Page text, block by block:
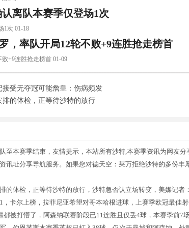
离队本赛季仅登场1次
1次 01-18
，率队开局12轮不败+9连胜抢走榜首
+9连胜抢走榜首 01-09
受无夺冠可能詹皇：伤病频发
的体检，正等待沙特的放行
至本赛季结束，友情提示，本站所有沙特,本赛季资讯为网友
讯址分享导航服务。如果您对德天空：莱万拒绝沙特的多份丰
的体检，正等待沙特的放行，沙特急否认立场转变，美媒记者
卡尔上榜，拉菲尼亚希望对哥本哈根进球，上赛季欧冠最佳
被打懵了，阿森纳联赛阶段已11连胜且仅丢4球，本赛季前7